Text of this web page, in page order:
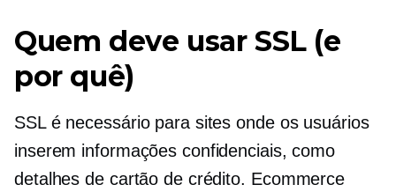
Quem deve usar SSL (e
por quê)
SSL é necessário para sites onde os usuários
inserem informações confidenciais, como
detalhes de cartão de crédito. Ecommerce